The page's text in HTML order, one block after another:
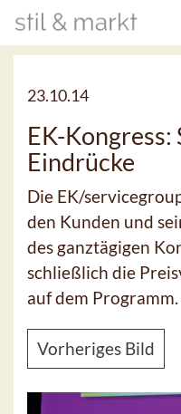
23.10.14
EK-Kongress:
Eindrücke
Die EK/
den Kunden und
des ganztägigen
schließlich die
auf dem Programm.
Vorheriges Bild